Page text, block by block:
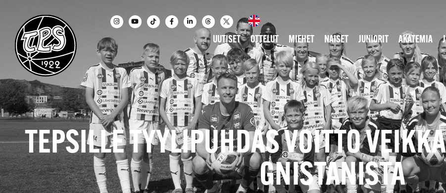
UUTISET OTTELUT MIEHET NAISET JUNIORIT AKATEMIA
TEPSILLE TYYLIPUHDAS VOITTO
GNISTANISTA